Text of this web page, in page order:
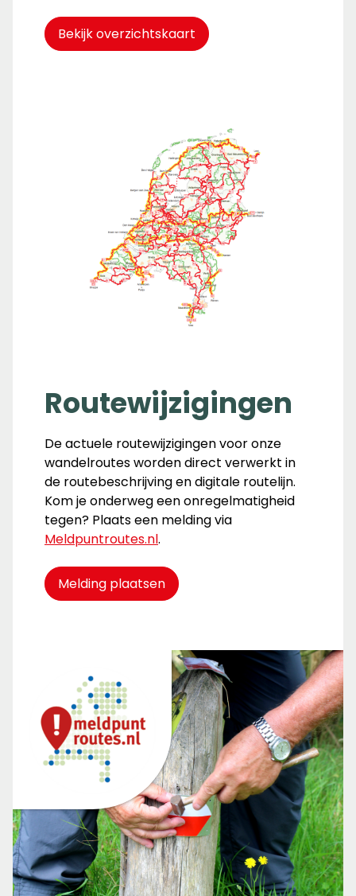
Bekijk overzichtskaart
Routewijzigingen
De actuele routewijzigingen voor onze
wandelroutes worden direct verwerkt in
de routebeschrijving en digitale routelijn.
Kom je onderweg een onregelmatigheid
tegen? Plaats een melding via
Meldpuntroutes.nl.
Melding plaatsen